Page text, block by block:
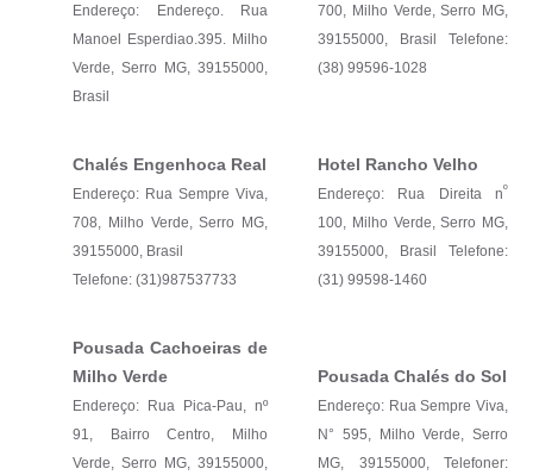
Endereço: Endereço. Rua
Manoel Esperdiao.395. Milho
Verde, Serro MG, 39155000,
Brasil
700, Milho Verde, Serro MG,
39155000, Brasil Telefone:
(38) 99596-1028
Chalés Engenhoca Real
Endereço: Rua Sempre Viva,
708, Milho Verde, Serro MG,
39155000, Brasil
Telefone: (31)987537733
Hotel Rancho Velho
Endereço: Rua Direita nº
100, Milho Verde, Serro MG,
39155000, Brasil Telefone:
(31) 99598-1460
Pousada Cachoeiras de
Milho Verde
Endereço: Rua Pica-Pau, nº
91, Bairro Centro, Milho
Verde, Serro MG, 39155000,
Pousada Chalés do Sol
Endereço: Rua Sempre Viva,
N° 595, Milho Verde, Serro
MG, 39155000, Telefoner: